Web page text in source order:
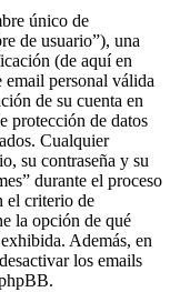
único de
de usuario”), una
(de aquí en
email personal válida
de su cuenta en
protección de datos
Cualquier
su contraseña y su
durante el proceso
el criterio de
la opción de qué
Además, en
los emails